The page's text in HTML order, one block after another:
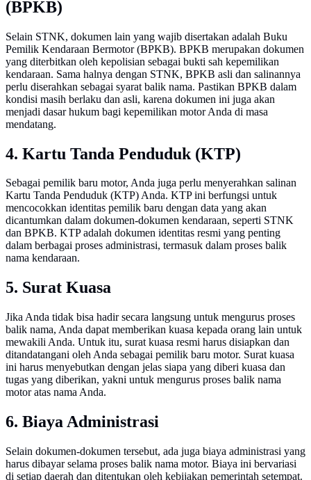
(BPKB)
Selain STNK, dokumen lain yang wajib disertakan adalah Buku
Pemilik Kendaraan Bermotor (BPKB). BPKB merupakan dokumen
yang diterbitkan oleh kepolisian sebagai bukti sah kepemilikan
kendaraan. Sama halnya dengan STNK, BPKB asli dan salinannya
perlu diserahkan sebagai syarat balik nama. Pastikan BPKB dalam
kondisi masih berlaku dan asli, karena dokumen ini juga akan
menjadi dasar hukum bagi kepemilikan motor Anda di masa
mendatang.
4. Kartu Tanda Penduduk (KTP)
Sebagai pemilik baru motor, Anda juga perlu menyerahkan salinan
Kartu Tanda Penduduk (KTP) Anda. KTP ini berfungsi untuk
mencocokkan identitas pemilik baru dengan data yang akan
dicantumkan dalam dokumen-dokumen kendaraan, seperti STNK
dan BPKB. KTP adalah dokumen identitas resmi yang penting
dalam berbagai proses administrasi, termasuk dalam proses balik
nama kendaraan.
5. Surat Kuasa
Jika Anda tidak bisa hadir secara langsung untuk mengurus proses
balik nama, Anda dapat memberikan kuasa kepada orang lain untuk
mewakili Anda. Untuk itu, surat kuasa resmi harus disiapkan dan
ditandatangani oleh Anda sebagai pemilik baru motor. Surat kuasa
ini harus menyebutkan dengan jelas siapa yang diberi kuasa dan
tugas yang diberikan, yakni untuk mengurus proses balik nama
motor atas nama Anda.
6. Biaya Administrasi
Selain dokumen-dokumen tersebut, ada juga biaya administrasi yang
harus dibayar selama proses balik nama motor. Biaya ini bervariasi
di setiap daerah dan ditentukan oleh kebijakan pemerintah setempat.